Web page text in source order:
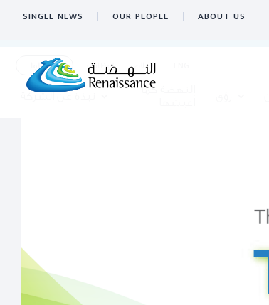
SINGLE NEWS OUR PEOPLE ABOUT US
تواصلوا الوظائف الاعلام
النهضة كما
نبذة عن الشركة